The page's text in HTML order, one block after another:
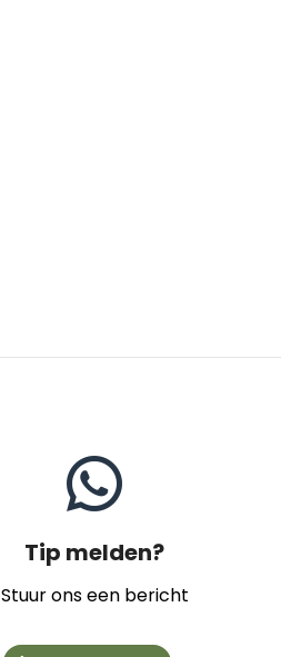
Tip melden?
Stuur ons een bericht